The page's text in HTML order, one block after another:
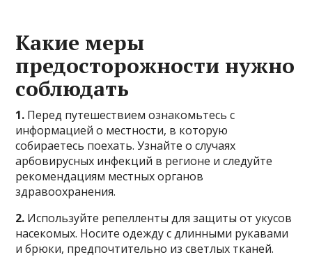
Какие меры
предосторожности нужно
соблюдать
1. Перед путешествием ознакомьтесь с
информацией о местности, в которую
собираетесь поехать. Узнайте о случаях
арбовирусных инфекций в регионе и следуйте
рекомендациям местных органов
здравоохранения.
2. Используйте репелленты для защиты от укусов
насекомых. Носите одежду с длинными рукавами
и брюки, предпочтительно из светлых тканей.